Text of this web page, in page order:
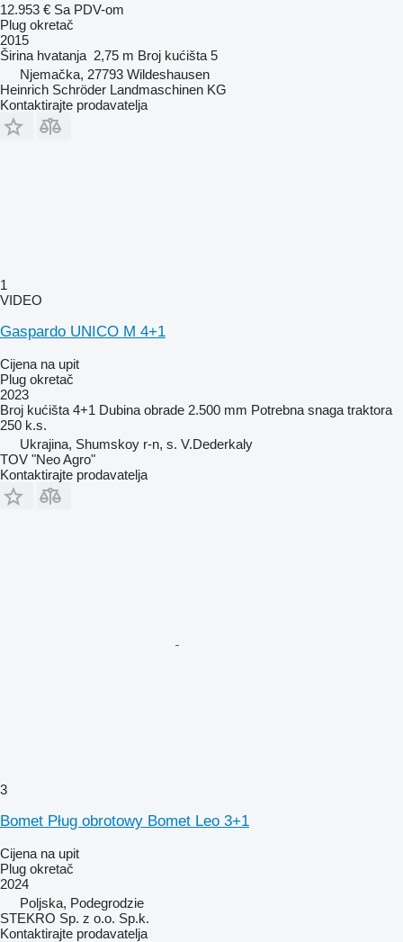
12.953 € Sa PDV-om
Plug okretač
2015
Širina hvatanja 2,75 m Broj kućišta 5
Njemačka, 27793 Wildeshausen
Heinrich Schröder Landmaschinen KG
Kontaktirajte prodavatelja
1
VIDEO
Gaspardo UNICO M 4+1
Cijena na upit
Plug okretač
2023
Broj kućišta 4+1 Dubina obrade 2.500 mm Potrebna snaga traktora
250 k.s.
Ukrajina, Shumskoy r-n, s. V.Dederkaly
TOV "Neo Agro"
Kontaktirajte prodavatelja
3
Bomet Pług obrotowy Bomet Leo 3+1
Cijena na upit
Plug okretač
2024
Poljska, Podegrodzie
STEKRO Sp. z o.o. Sp.k.
Kontaktirajte prodavatelja